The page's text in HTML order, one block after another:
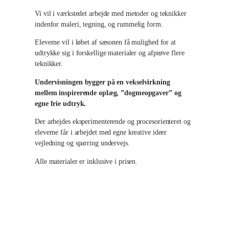
o
T
r
s
d
a
g
a
Vi vil i værkstedet arbejde med metoder og teknikker
indenfor maleri, tegning, og rummelig form.
Eleverne vil i løbet af sæsonen få mulighed for at
udtrykke sig i forskellige materialer og afprøve flere
teknikker.
Undervisningen bygger på en vekselvirkning
mellem inspirerende oplæg, ”dogmeopgaver” og
egne frie udtryk.
Der arbejdes eksperimenterende og procesorienteret og
eleverne får i arbejdet med egne kreative ideer
vejledning og sparring undervejs.
Alle materialer er inklusive i prisen.